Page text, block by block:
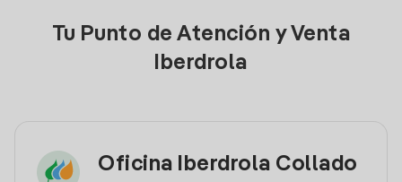
Tu Punto de Atención y Venta
Iberdrola
Oficina Iberdrola Collado